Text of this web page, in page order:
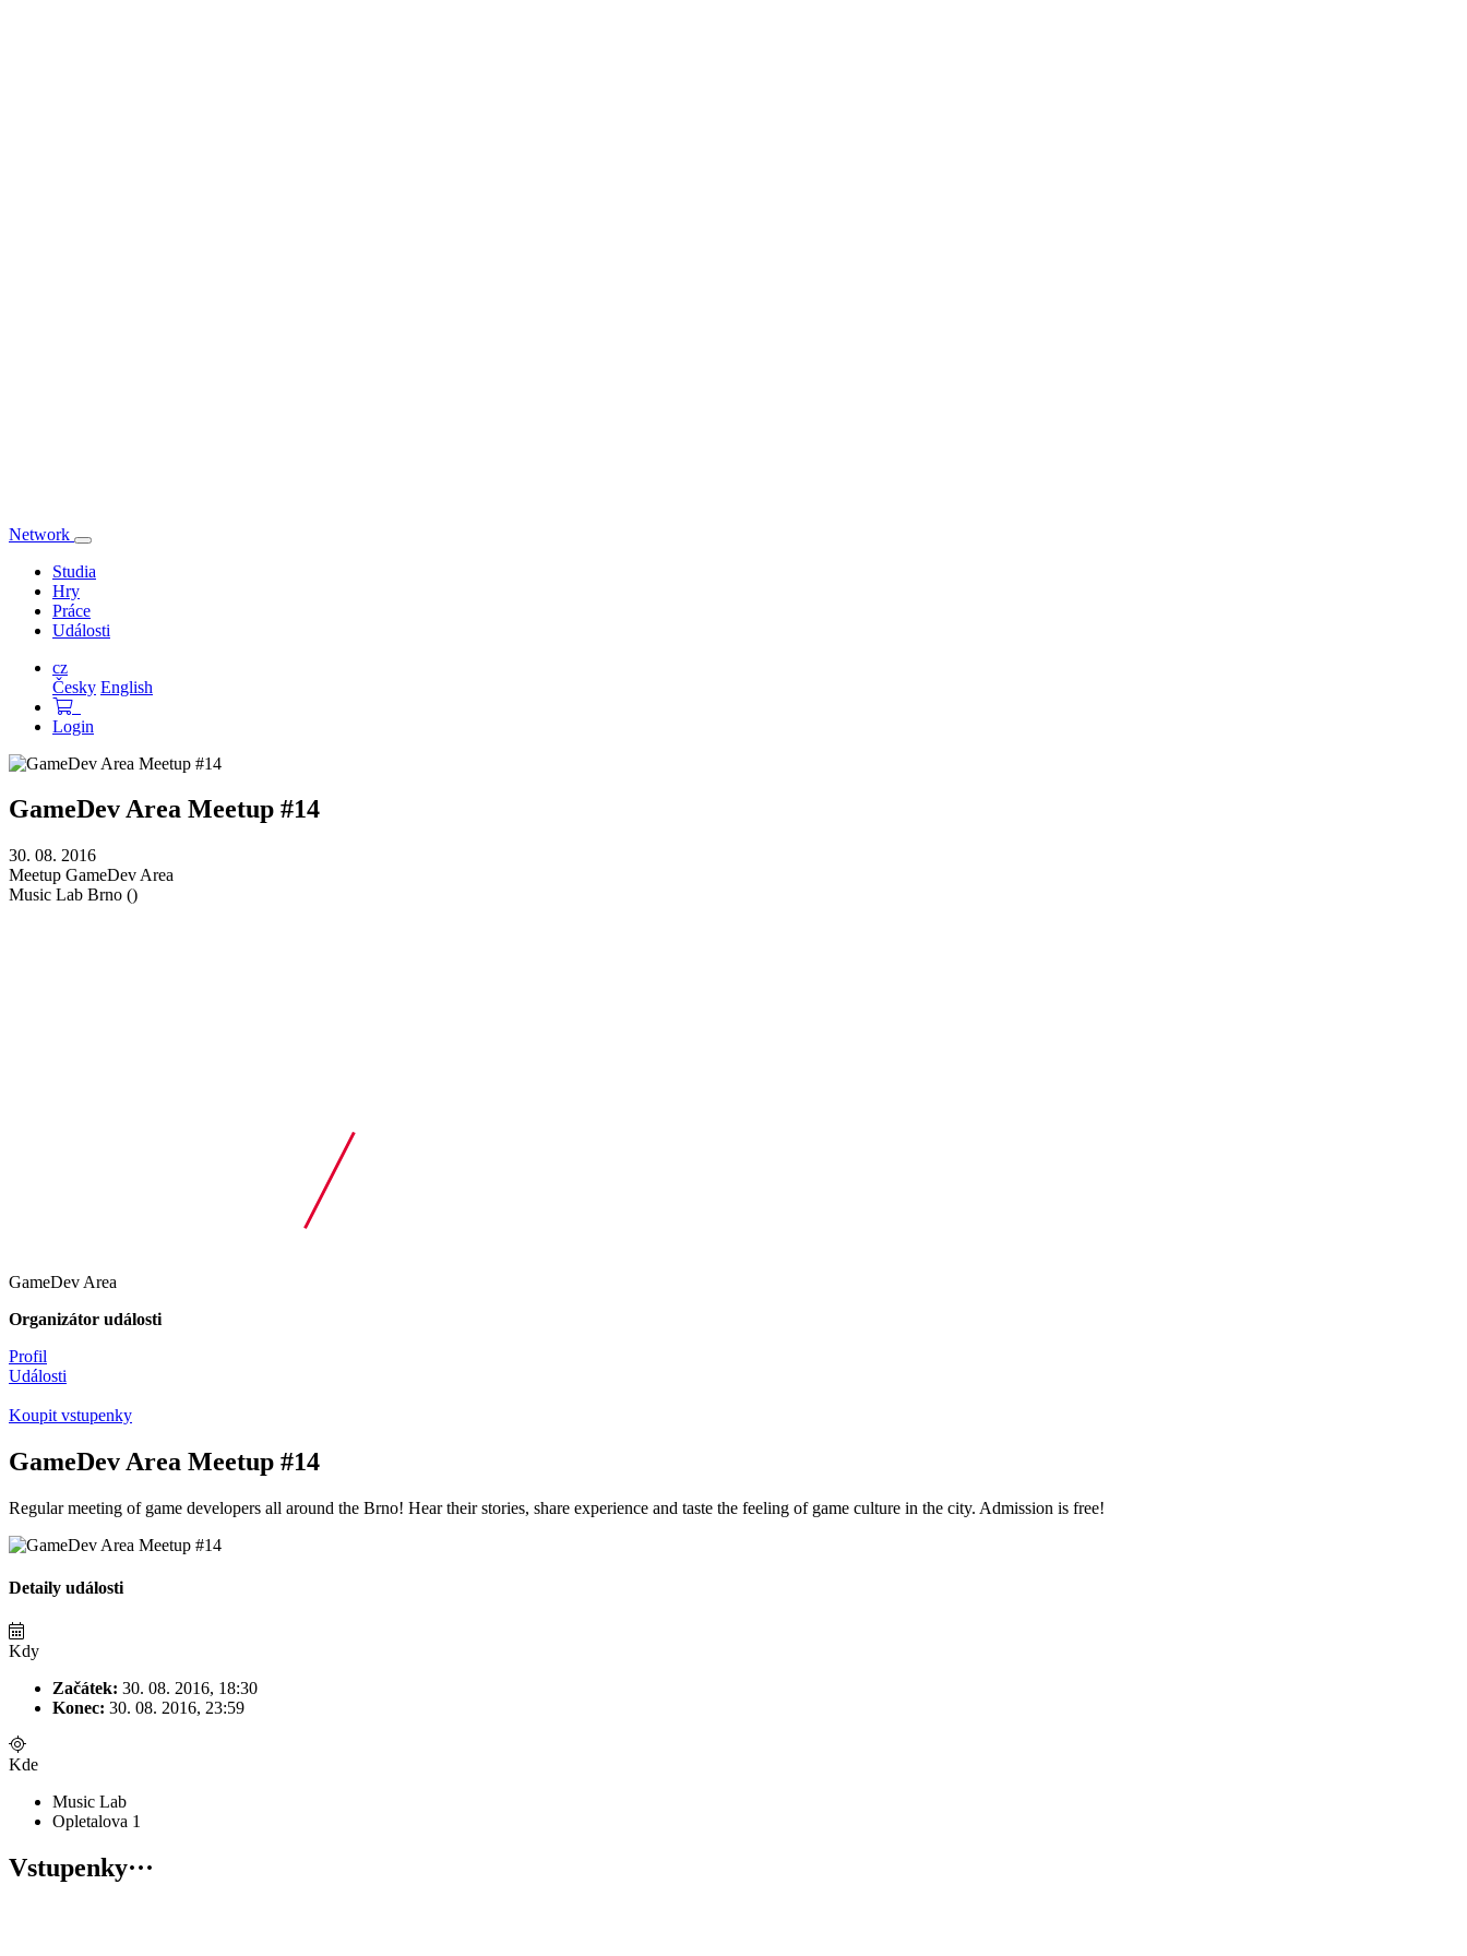
Network
Přepnout
navigaci
Studia
Hry
Práce
Události
cz
Česky English
Login
GameDev Area Meetup #14
30. 08. 2016
Meetup GameDev Area
Music Lab Brno ()
GameDev Area
Organizátor události
Profil
Události
Koupit vstupenky
GameDev Area Meetup #14
Regular meeting of game developers all around the Brno! Hear their stories, share experience and taste the feeling of game culture in the city. Admission is free!
Detaily události
Kdy
Začátek: 30. 08. 2016, 18:30
Konec: 30. 08. 2016, 23:59
Kde
Music Lab
Opletalova 1
Vstupenky···